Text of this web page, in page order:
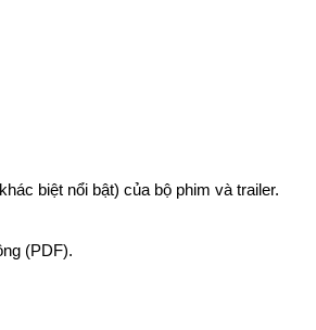
biệt nổi bật) của bộ phim và trailer.
(PDF).